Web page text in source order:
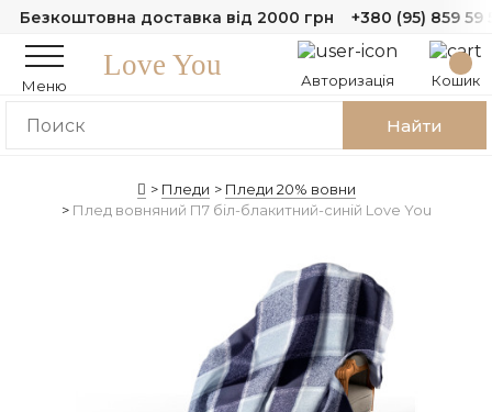
Безкоштовна доставка від 2000 грн +380 (95) 859 59
Меню
Love You Авторизація Кошик
Найти
Пледи
Пледи 20% вовни
Плед вовняний П7 біл-блакитний-синій Love You